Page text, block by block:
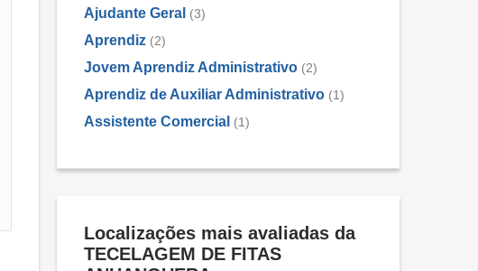
Ajudante Geral (3)
Aprendiz (2)
Jovem Aprendiz Administrativo (2)
Aprendiz de Auxiliar Administrativo (1)
Assistente Comercial (1)
Localizações mais avaliadas da
TECELAGEM DE FITAS